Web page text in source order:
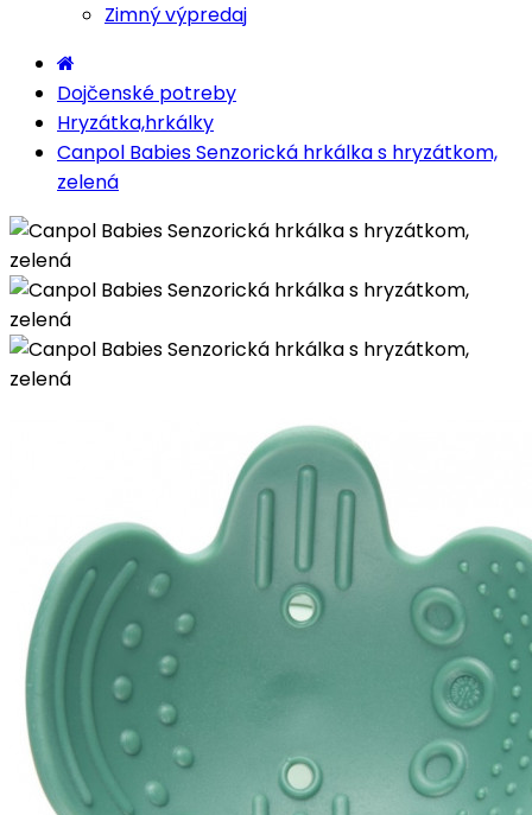
Zimný výpredaj
Dojčenské potreby
Hryzátka,hrkálky
Canpol Babies Senzorická hrkálka s hryzátkom,
zelená